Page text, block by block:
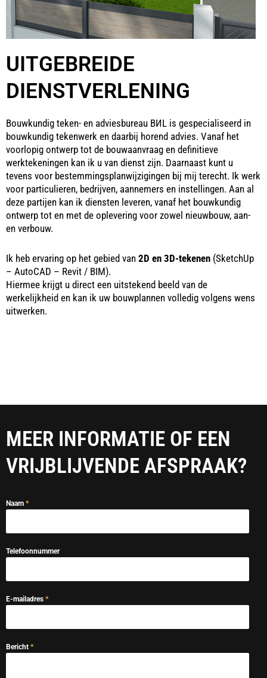
UITGEBREIDE
DIENSTVERLENING
Bouwkundig teken- en adviesbureau BИL is gespecialiseerd in
bouwkundig tekenwerk en daarbij horend advies. Vanaf het
voorlopig ontwerp tot de bouwaanvraag en definitieve
werktekeningen kan ik u van dienst zijn. Daarnaast kunt u
tevens voor bestemmingsplanwijzigingen bij mij terecht. Ik werk
voor particulieren, bedrijven, aannemers en instellingen. Aan al
deze partijen kan ik diensten leveren, vanaf het bouwkundig
ontwerp tot en met de oplevering voor zowel nieuwbouw, aan-
en verbouw.
Ik heb ervaring op het gebied van 2D en 3D-tekenen (SketchUp
– AutoCAD – Revit / BIM).
Hiermee krijgt u direct een uitstekend beeld van de
werkelijkheid en kan ik uw bouwplannen volledig volgens wens
uitwerken.
MEER INFORMATIE OF EEN
VRIJBLIJVENDE AFSPRAAK?
Naam *
Telefoonnummer
E-mailadres *
Bericht *